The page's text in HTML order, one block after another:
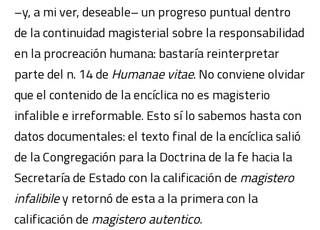
–y, a mi ver, deseable– un progreso puntual dentro
de la continuidad magisterial sobre la responsabilidad
en la procreación humana: bastaría reinterpretar
parte del n. 14 de Humanae vitae. No conviene olvidar
que el contenido de la encíclica no es magisterio
infalible e irreformable. Esto sí lo sabemos hasta con
datos documentales: el texto final de la encíclica salió
de la Congregación para la Doctrina de la fe hacia la
Secretaría de Estado con la calificación de magistero
infalibiley retornó de esta a la primera con la
calificación de magistero autentico.